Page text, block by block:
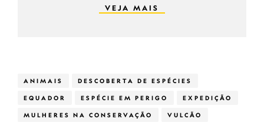
VEJA MAIS
ANIMAIS DESCOBERTA DE ESPÉCIES
EQUADOR ESPÉCIE EM PERIGO EXPEDIÇÃO
MULHERES NA CONSERVAÇÃO VULCÃO